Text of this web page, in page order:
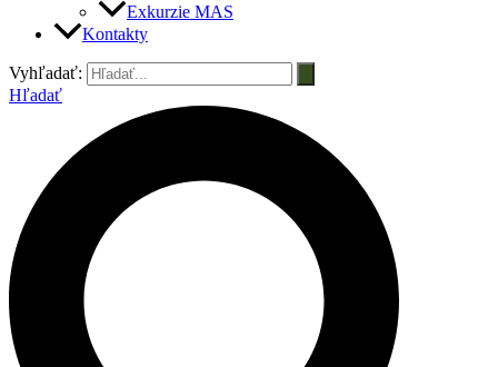
Exkurzie MAS
Kontakty
Vyhľadať:
Hľadať